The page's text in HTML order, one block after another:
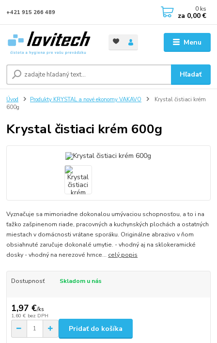
Menu
Hľadať
+421 915 266 489 0 ks
za 0,00 €
Úvod Produkty KRYSTAL a nové ekonomy VAKAVO
Krystal čistiaci krém
600g
Krystal čistiaci krém 600g
Vyznačuje sa mimoriadne dokonalou umývaciou schopnosťou, a to i na
ťažko zašpinenom riade, pracovných a kuchynských plochách a ostatných
miestach v domácnosti vrátane sporáku. Originálne abrazivo v ňom
obsiahnuté zaručuje dokonalé umytie. - vhodný aj na sklokeramické
dosky - vhodný na nerezové hrnce... celý popis
Dostupnosť Skladom u nás
1,97 €/ks
1,60 € bez DPH
Pridať do košíka